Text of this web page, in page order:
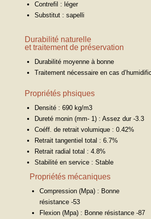
Contrefil : léger
Substitut : sapelli
Durabilité naturelle
et traitement de préservation
Durabilité moyenne à bonne
Traitement nécessaire en cas
Propriétés phsiques
Densité : 690 kg/m3
Dureté monin (mm- 1) : Assez dur -3.3
Coéff. de retrait volumique : 0.42%
Retrait tangentiel total : 6.7%
Retrait radial total : 4.8%
Stabilité en service : Stable
Propriétés mécaniques
Compression (Mpa) : Bonne
résistance -53
Flexion (Mpa) : Bonne résistance -87